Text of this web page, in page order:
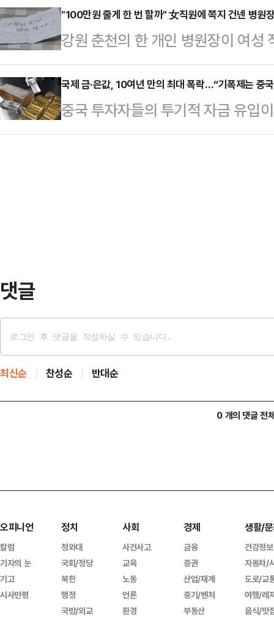
력을 요구하는 전고체 배터리 니즈
안을 모색하고 있다"라고 말했다.
리…
찬했다.지난 21일 조선중앙통신에
온포근로자휴양소 준공식에 참석
되고 건축의 모든 요소가 주변의 자
다.온포근로자휴양소는 천연기념
규모의 온천 휴양시설이다. 지난
서 '종합적인 문화휴식기지 및 치…
"100만원 줄게 한 번 할까" 女직원에 쪽지 건넨 병원
강원 춘천의 한 개인 병원장이 여성
직장 내 성희롱 위반 혐의로 과태
노동부 강원지청은 병원 사업주 A
관한 법률 위반 혐의로 과태료를 부
을 달아 전날 검찰에 송치했다고
국제 금·은값, 10여년 만의 최대 폭락…“기폭제는 중
중국 투자자들의 투기적 자금 유입
발했다는 분석이 나왔다. 미국 연
댓글
최신순 찬성순 반대순
0 개의 댓글 전
오피니언
칼럼
기자의 눈
기고
시사만평
정치
청와대
국회/정당
북한
행정
국방/외교
사회
사건사고
교육
노동
언론
환경
경제
금융
증권
산업/재계
중기/벤처
부동산
생활/
건강정보
자동차/
도로/교
여행/레
음식/맛